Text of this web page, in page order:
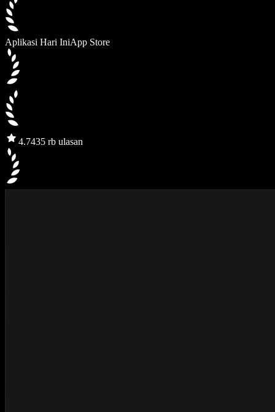
Aplikasi Hari IniApp Store
4.7435 rb ulasan